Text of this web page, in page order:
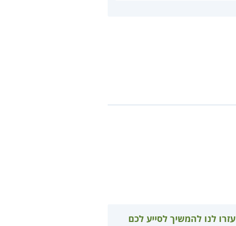
עזרו לנו להמשיך לסייע לכם